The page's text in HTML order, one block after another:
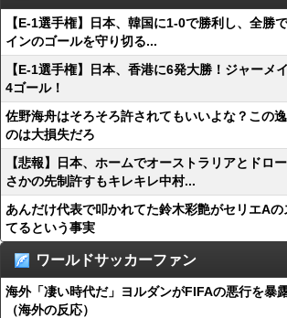
【E-1選手権】日本、韓国に1-0で勝利し、全勝
インのゴールを守り切る...
【E-1選手権】日本、香港に6発大勝！ジャーメ
4ゴール！
佐野海舟はそろそろ許されてもいいよな？この
のは大損失だろ
【悲報】日本、ホームでオーストラリアとドロ
さかの先制許すもキレキレ中村...
あんだけ代表で叩かれてた鈴木彩艶がセリエA
てるという事実
ワールドサッカーファン
海外「凄い時代だ」ヨルダンがFIFAの悪行を暴
（海外の反応）